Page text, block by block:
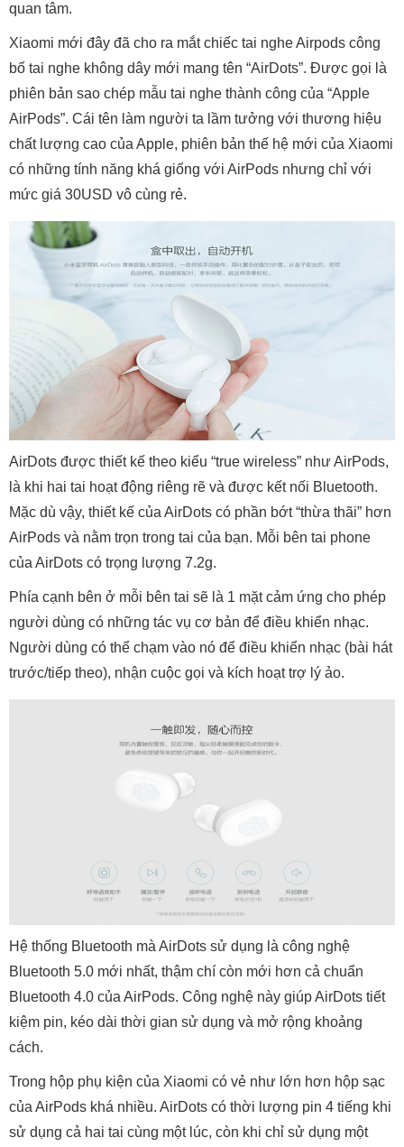
quan tâm.
Xiaomi mới đây đã cho ra mắt chiếc tai nghe Airpods công
bố tai nghe không dây mới mang tên “AirDots”. Được gọi là
phiên bản sao chép mẫu tai nghe thành công của “Apple
AirPods”. Cái tên làm người ta lầm tưởng với thương hiệu
chất lượng cao của Apple, phiên bản thế hệ mới của Xiaomi
có những tính năng khá giống với AirPods nhưng chỉ với
mức giá 30USD vô cùng rẻ.
AirDots được thiết kế theo kiểu “true wireless” như AirPods,
là khi hai tai hoạt động riêng rẽ và được kết nối Bluetooth.
Mặc dù vậy, thiết kế của AirDots có phần bớt “thừa thãi” hơn
AirPods và nằm trọn trong tai của bạn. Mỗi bên tai phone
của AirDots có trọng lượng 7.2g.
Phía cạnh bên ở mỗi bên tai sẽ là 1 mặt cảm ứng cho phép
người dùng có những tác vụ cơ bản để điều khiển nhạc.
Người dùng có thể chạm vào nó để điều khiển nhạc (bài hát
trước/tiếp theo), nhận cuộc gọi và kích hoạt trợ lý ảo.
Hệ thống Bluetooth mà AirDots sử dụng là công nghệ
Bluetooth 5.0 mới nhất, thậm chí còn mới hơn cả chuẩn
Bluetooth 4.0 của AirPods. Công nghệ này giúp AirDots tiết
kiệm pin, kéo dài thời gian sử dụng và mở rộng khoảng
cách.
Trong hộp phụ kiện của Xiaomi có vẻ như lớn hơn hộp sạc
của AirPods khá nhiều. AirDots có thời lượng pin 4 tiếng khi
sử dụng cả hai tai cùng một lúc, còn khi chỉ sử dụng một